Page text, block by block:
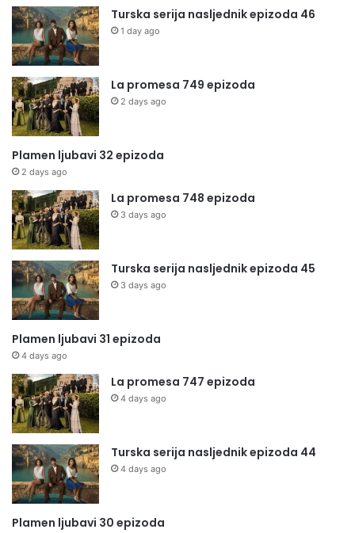
Turska serija nasljednik epizoda 46
1 day ago
La promesa 749 epizoda
2 days ago
Plamen ljubavi 32 epizoda
2 days ago
La promesa 748 epizoda
3 days ago
Turska serija nasljednik epizoda 45
3 days ago
Plamen ljubavi 31 epizoda
4 days ago
La promesa 747 epizoda
4 days ago
Turska serija nasljednik epizoda 44
4 days ago
Plamen ljubavi 30 epizoda